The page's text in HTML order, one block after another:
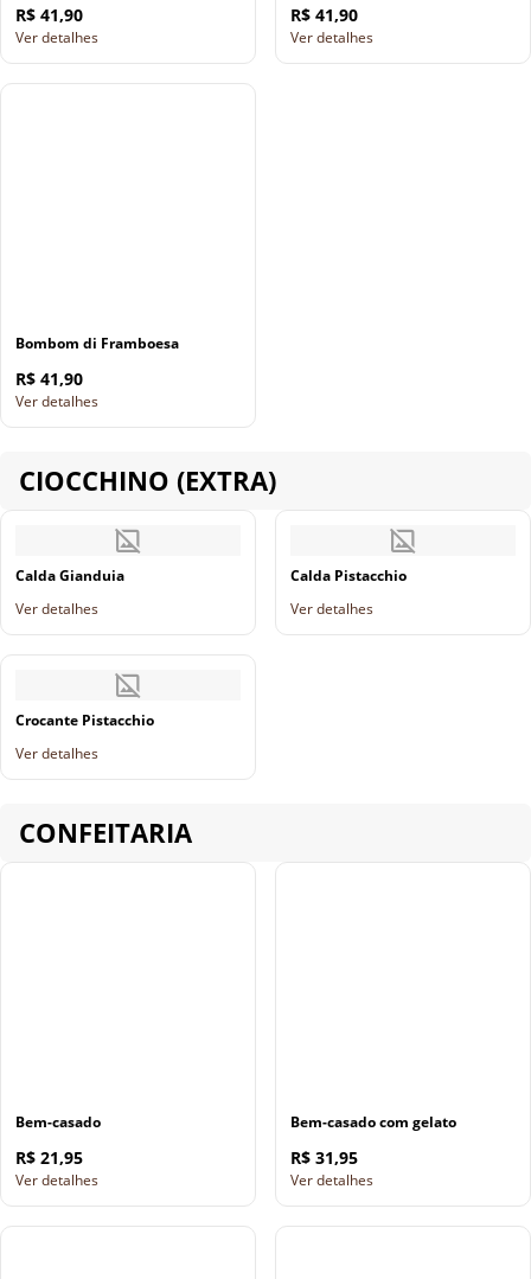
R$ 41,90
Ver detalhes
R$ 41,90
Ver detalhes
Bombom di Framboesa
R$ 41,90
Ver detalhes
CIOCCHINO (EXTRA)
Calda Gianduia
Ver detalhes
Calda Pistacchio
Ver detalhes
Crocante Pistacchio
Ver detalhes
CONFEITARIA
Bem-casado
R$ 21,95
Ver detalhes
Bem-casado com gelato
R$ 31,95
Ver detalhes